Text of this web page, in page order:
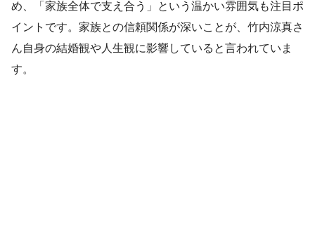
め、「家族全体で支え合う」という温かい雰囲気も注目ポ
イントです。家族との信頼関係が深いことが、竹内涼真さ
ん自身の結婚観や人生観に影響していると言われていま
す。